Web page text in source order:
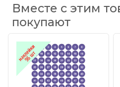
Вместе с этим
покупают